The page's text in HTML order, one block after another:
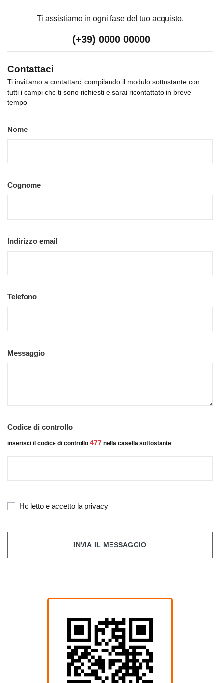
Ti assistiamo in ogni fase del tuo acquisto.
(+39) 0000 00000
Contattaci
Ti invitiamo a contattarci compilando il modulo sottostante con
tutti i campi che ti sono richiesti e sarai ricontattato in breve
tempo.
Nome
Cognome
Indirizzo email
Telefono
Messaggio
Codice di controllo
inserisci il codice di controllo 477 nella casella sottostante
Ho letto e accetto la privacy
INVIA IL MESSAGGIO